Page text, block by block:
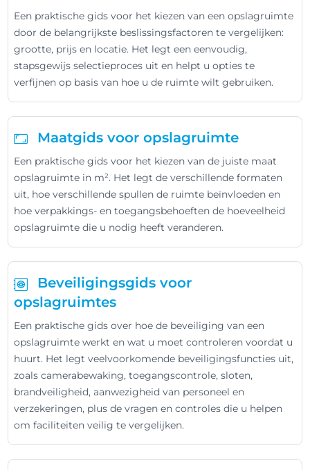
Een praktische gids voor het kiezen van een opslagruimte
door de belangrijkste beslissingsfactoren te vergelijken:
grootte, prijs en locatie. Het legt een eenvoudig,
stapsgewijs selectieproces uit en helpt u opties te
verfijnen op basis van hoe u de ruimte wilt gebruiken.
Maatgids voor opslagruimte
Een praktische gids voor het kiezen van de juiste maat
opslagruimte in m². Het legt de verschillende formaten
uit, hoe verschillende spullen de ruimte beïnvloeden en
hoe verpakkings- en toegangsbehoeften de hoeveelheid
opslagruimte die u nodig heeft veranderen.
Beveiligingsgids voor
opslagruimtes
Een praktische gids over hoe de beveiliging van een
opslagruimte werkt en wat u moet controleren voordat u
huurt. Het legt veelvoorkomende beveiligingsfuncties uit,
zoals camerabewaking, toegangscontrole, sloten,
brandveiligheid, aanwezigheid van personeel en
verzekeringen, plus de vragen en controles die u helpen
om faciliteiten veilig te vergelijken.